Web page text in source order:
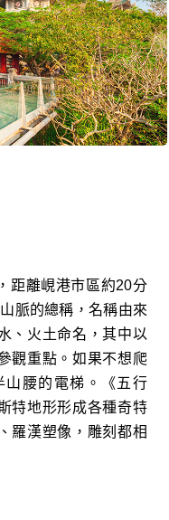
距離峴港市區約20分
脈的總稱，名稱由來
、火土命名，其中以
觀重點。如果不想爬
山腰的電梯。《五行
特地形形成各種奇特
羅漢塑像，雕刻都相